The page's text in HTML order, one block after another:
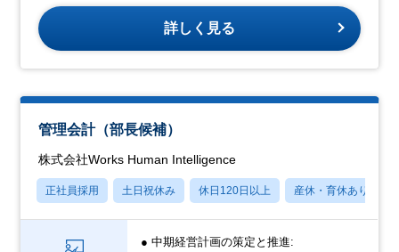
詳しく見る
管理会計（部長候補）
株式会社Works Human Intelligence
正社員採用 土日祝休み 休日120日以上 産休・育休あり
● 中期経営計画の策定と推進: